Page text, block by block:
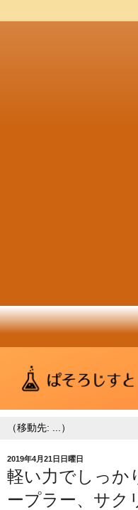
2019年4月21日日曜日
軽い力でしっか
ープラー、サク